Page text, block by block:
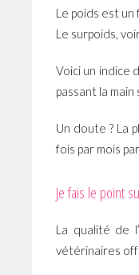
Le poids est
Le surpoids,
Voici un indice
passant la
Un doute ? La
fois par mois
Je fais le point
La qualité de
vétérinaires